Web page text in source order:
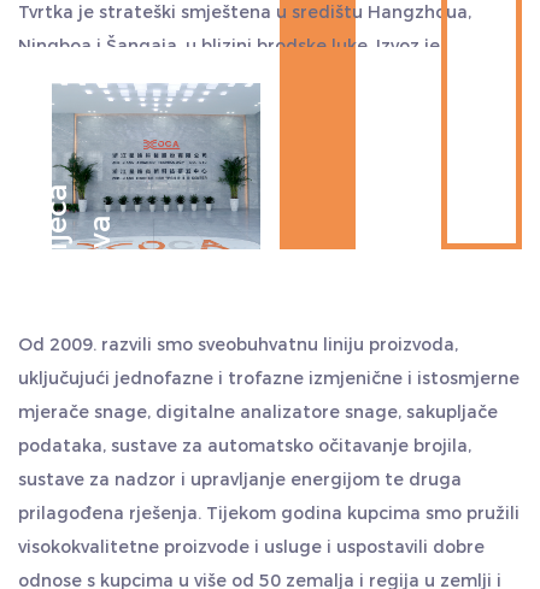
Tvrtka je strateški smještena u središtu Hangzhoua,
Ningboa i Šangaja, u blizini brodske luke. Izvoz je
praktičan, štedi više vremena i troškova. Kvalitetu
smatramo svojim životom i uvijek se pridržavamo stila
rada "iskrenosti i pragmatizma, upornosti, timskog rada i
samonadilaženja". Iskreno pozdravljamo kupce u zemlji i
inozemstvu da nas posjete i traže zajednički razvoj i
stvaraju sjaj.
D
e
s
e
t
l
je
ć
a
i
s
k
u
s
t
va
Od 2009. razvili smo sveobuhvatnu liniju proizvoda,
uključujući jednofazne i trofazne izmjenične i istosmjerne
mjerače snage, digitalne analizatore snage, sakupljače
podataka, sustave za automatsko očitavanje brojila,
sustave za nadzor i upravljanje energijom te druga
prilagođena rješenja. Tijekom godina kupcima smo pružili
visokokvalitetne proizvode i usluge i uspostavili dobre
odnose s kupcima u više od 50 zemalja i regija u zemlji i